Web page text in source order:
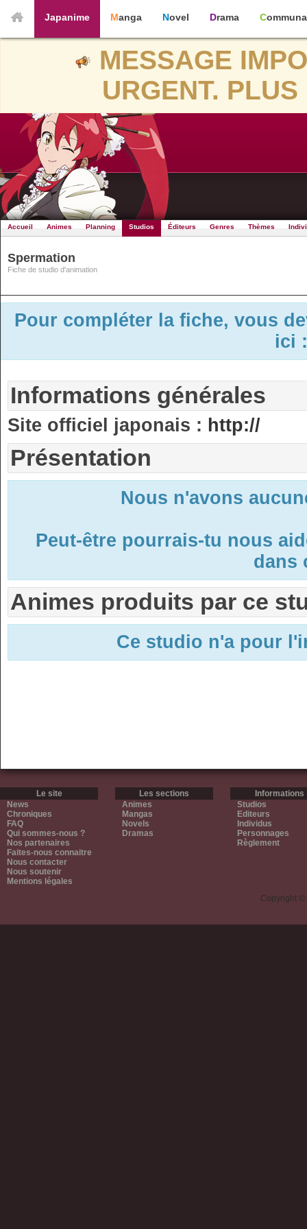
Japanime Manga Novel Drama
MESSAGE
URGENT.
Accueil Animes Planning Studios Éditeurs Genres Thèmes
Spermation
Fiche de studio d'animation
Pour compléter la fiche, vous
ici
Informations générales
Site officiel japonais : http://
Présentation
Nous n'avons
Peut-être pourrais-tu nous
dans
Animes produits par ce
Ce studio n'a pour
Le site
News
Chroniques
FAQ
Qui sommes-nous ?
Nos partenaires
Faites-nous connaitre
Nous contacter
Nous soutenir
Mentions légales
Les sections
Animes
Mangas
Novels
Dramas
Informations
Studios
Editeurs
Individus
Personnages
Règlement
Copyright ©